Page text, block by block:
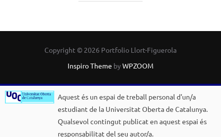
Copyright © 2026 Portfolio Llort-Figuerola
Inspiro Theme byWPZOOM
Aquest és un espai de treball personal d'un/a
estudiant de la Universitat Oberta de Catalunya.
Qualsevol contingut publicat en aquest espai és
responsabilitat del seu autor/a.